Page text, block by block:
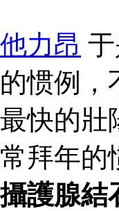
他力昂
的惯例，
最快的壯
常拜年的
攝護腺結